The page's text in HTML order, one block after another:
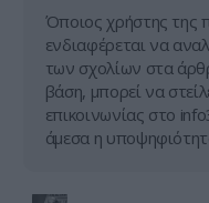
Όποιος χρήστης της
ενδιαφέρεται να
των σχολίων στα
βάση, μπορεί να
επικοινωνίας στο
άμεσα η